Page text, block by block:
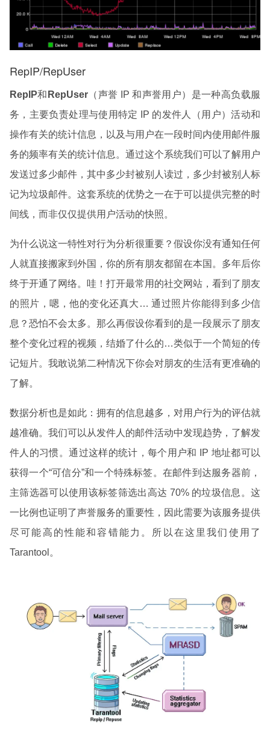
RepIP/RepUser
RepIP和 RepUser（声誉 IP 和声誉用户）是一种高负载服
务，主要负责处理与使用特定 IP 的发件人（用户）活动和
操作有关的统计信息，以及与用户在一段时间内使用邮件服
务的频率有关的统计信息。通过这个系统我们可以了解用户
发送过多少邮件，其中多少封被别人读过，多少封被别人标
记为垃圾邮件。这套系统的优势之一在于可以提供完整的时
间线，而非仅仅提供用户活动的快照。
为什么说这一特性对行为分析很重要？假设你没有通知任何
人就直接搬家到外国，你的所有朋友都留在本国。多年后你
终于开通了网络。哇！打开最常用的社交网站，看到了朋友
的照片，嗯，他的变化还真大… 通过照片你能得到多少信
息？恐怕不会太多。那么再假设你看到的是一段展示了朋友
整个变化过程的视频，结婚了什么的…类似于一个简短的传
记短片。我敢说第二种情况下你会对朋友的生活有更准确的
了解。
数据分析也是如此：拥有的信息越多，对用户行为的评估就
越准确。我们可以从发件人的邮件活动中发现趋势，了解发
件人的习惯。通过这样的统计，每个用户和 IP 地址都可以
获得一个“可信分”和一个特殊标签。在邮件到达服务器前，
主筛选器可以使用该标签筛选出高达 70% 的垃圾信息。这
一比例也证明了声誉服务的重要性，因此需要为该服务提供
尽可能高的性能和容错能力。所以在这里我们使用了
Tarantool。